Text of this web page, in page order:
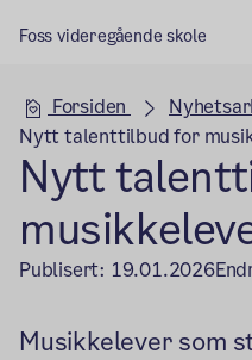
Foss videregående skole
Forsiden
Nytt talenttilbud for
Nytt
Publisert: 19.01.2026
Musikkelever som